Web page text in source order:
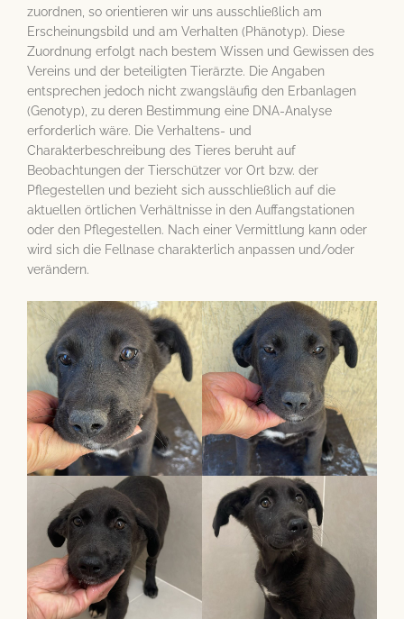
zuordnen, so orientieren wir uns ausschließlich am
Erscheinungsbild und am Verhalten (Phänotyp). Diese
Zuordnung erfolgt nach bestem Wissen und Gewissen des
Vereins und der beteiligten Tierärzte. Die Angaben
entsprechen jedoch nicht zwangsläufig den Erbanlagen
(Genotyp), zu deren Bestimmung eine DNA-Analyse
erforderlich wäre. Die Verhaltens- und
Charakterbeschreibung des Tieres beruht auf
Beobachtungen der Tierschützer vor Ort bzw. der
Pflegestellen und bezieht sich ausschließlich auf die
aktuellen örtlichen Verhältnisse in den Auffangstationen
oder den Pflegestellen. Nach einer Vermittlung kann oder
wird sich die Fellnase charakterlich anpassen und/oder
verändern.